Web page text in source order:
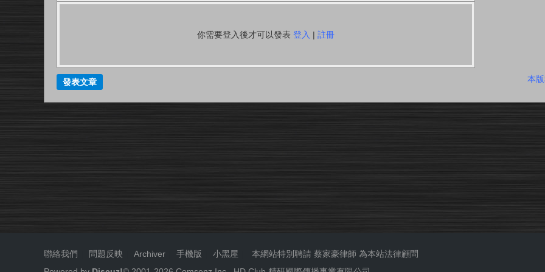
你需要登入後才可以發表 登入 | 註冊
本
發表文章
聯絡我們 問題反映 Archiver 手機版 小黑屋 本網站特別聘請 蔡家豪律師 為本站法律顧問